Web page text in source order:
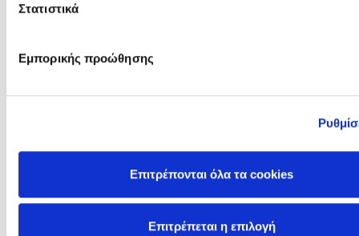
Στατιστικά
Εμπορικής προώθησης
Επιτρέπονται όλα τα cookies
Επιτρέπεται η επιλογή